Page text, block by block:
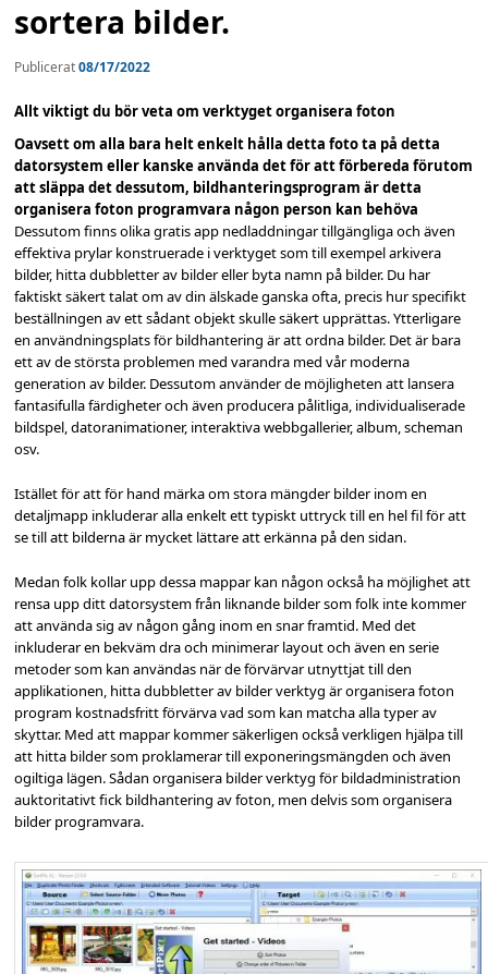
sortera bilder.
Publicerat08/17/2022
Allt viktigt du bör veta om verktyget organisera foton
Oavsett om alla bara helt enkelt hålla detta foto ta på detta
datorsystem eller kanske använda det för att förbereda förutom
att släppa det dessutom, bildhanteringsprogram är detta
organisera foton programvara någon person kan behöva
Dessutom finns olika gratis app nedladdningar tillgängliga och även
effektiva prylar konstruerade i verktyget som till exempel arkivera
bilder, hitta dubbletter av bilder eller byta namn på bilder. Du har
faktiskt säkert talat om av din älskade ganska ofta, precis hur specifikt
beställningen av ett sådant objekt skulle säkert upprättas. Ytterligare
en användningsplats för bildhantering är att ordna bilder. Det är bara
ett av de största problemen med varandra med vår moderna
generation av bilder. Dessutom använder de möjligheten att lansera
fantasifulla färdigheter och även producera pålitliga, individualiserade
bildspel, datoranimationer, interaktiva webbgallerier, album, scheman
osv.
Istället för att för hand märka om stora mängder bilder inom en
detaljmapp inkluderar alla enkelt ett typiskt uttryck till en hel fil för att
se till att bilderna är mycket lättare att erkänna på den sidan.
Medan folk kollar upp dessa mappar kan någon också ha möjlighet att
rensa upp ditt datorsystem från liknande bilder som folk inte kommer
att använda sig av någon gång inom en snar framtid. Med det
inkluderar en bekväm dra och minimerar layout och även en serie
metoder som kan användas när de förvärvar utnyttjat till den
applikationen, hitta dubbletter av bilder verktyg är organisera foton
program kostnadsfritt förvärva vad som kan matcha alla typer av
skyttar. Med att mappar kommer säkerligen också verkligen hjälpa till
att hitta bilder som proklamerar till exponeringsmängden och även
ogiltiga lägen. Sådan organisera bilder verktyg för bildadministration
auktoritativt fick bildhantering av foton, men delvis som organisera
bilder programvara.